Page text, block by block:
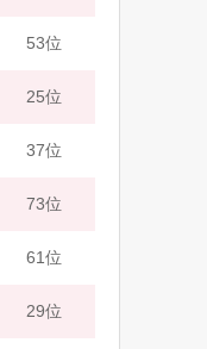
53位
25位
37位
73位
61位
29位